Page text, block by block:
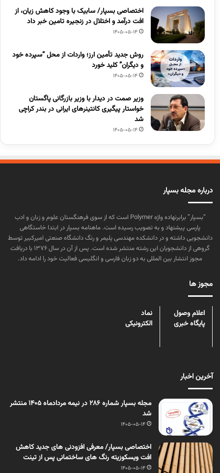
اختصاصی بسپار/ سابیک با وجود کاهش زیان، از
افت درآمد و اختلال در زنجیره تامین خبر داد
1405-05-14
روش جدید تأمین ارز؛ واردات از محل “سپرده خود
و دیگران” کلید خورد
1405-05-14
وزیر صمت در دیدار با وزیر بازرگانی پاگستان
خواستار پیگیری کانتینرهای ایرانی در بندر کراچی
شد
1405-05-14
درباره مجله بسپار
“بسپار” برابرنهاده واژه Polymer است که از سوی فرهنگستان علوم و زبان و ادب
پارسی پیشنهاد و به تصویب رسیده است. ماهنامه بسپار در ابتدا خاستگاهی
دانشجویی داشته و در دانشکده مهندسی پلیمر و رنگ دانشگاه صنعتی امیرکبیر توسط
گروهی از دانشجویان این رشته منتشر شده است. پس از آن در سال ۱۳۷۶ با دریافت
مجوز انتشار بین المللی به دو زبان فارسی و انگلیسی فعالیت خود را ادامه داد.
مجوز ها
اعلام وصول
پایگاه خبری
نماد
الکترونیکی
آخرین اخبار
مجله بسپار شماره 286 در نیمه مردادماه 1405 منتشر
شد
1405-05-14
اختصاصی بسپار/ معرفی افزودنی های جدید کاهش
افت ویسکوزیته رنگ های ساختمانی پس از تینت
1405-05-14